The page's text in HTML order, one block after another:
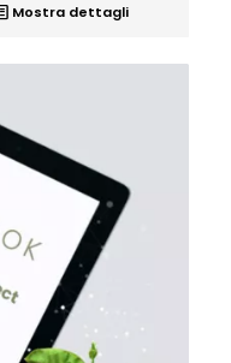
Mostra dettagli